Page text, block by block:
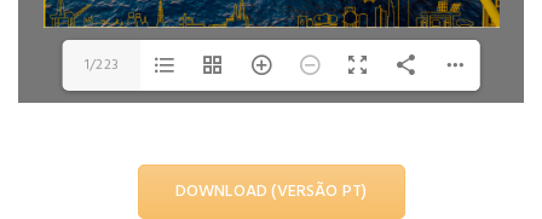
1/223
DOWNLOAD (VERSÃO PT)